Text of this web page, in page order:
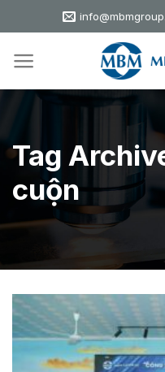
to
Tag
cuộn